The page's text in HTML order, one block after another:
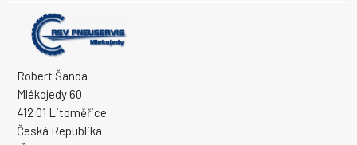
Robert Šanda
Mlékojedy 60
412 01 Litoměřice
Česká Republika